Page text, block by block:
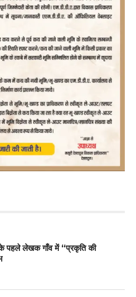
पहले लेखक गाँव में “प्रकृति की